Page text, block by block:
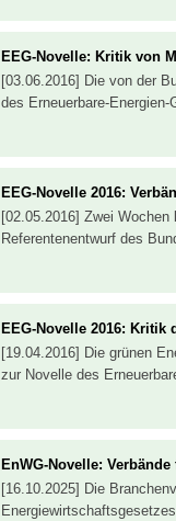
EEG-Novelle: Kritik von
[03.06.2016] Die von der
des Erneuerbare-
EEG-Novelle 2016:
[02.05.2016] Zwei
Referentenentwurf des
EEG-Novelle 2016: Kritik
[19.04.2016] Die grünen
zur Novelle des
EnWG-Novelle:
[16.10.2025] Die